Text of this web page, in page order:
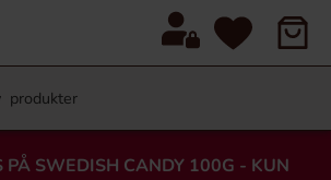
PÅ SWEDISH CANDY 100G - KUN